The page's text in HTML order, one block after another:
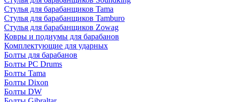
Стулья для барабанщиков Tama
Стулья для барабанщиков Tamburo
Стулья для барабанщиков Zowag
Ковры и подиумы для барабанов
Комплектующие для ударных
Болты для барабанов
Болты PC Drums
Болты Tama
Болты Dixon
Болты DW